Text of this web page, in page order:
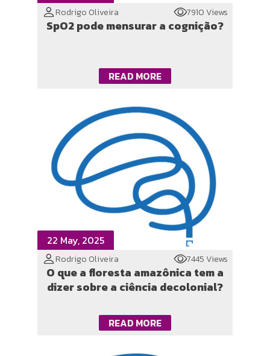
Rodrigo Oliveira 7910 Views
SpO2 pode mensurar a cognição?
READ MORE
22 May, 2025
Rodrigo Oliveira 7445 Views
O que a floresta amazônica tem a
dizer sobre a ciência decolonial?
READ MORE